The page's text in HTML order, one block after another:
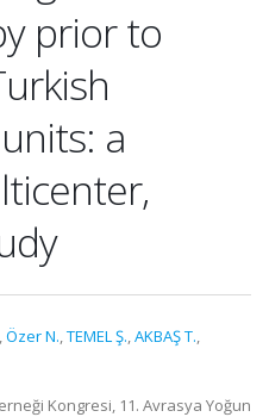
prior to
a
,Özer N.,TEMEL Ş.,AKBAŞ T.,
Kongresi, 11. Avrasya Yoğun